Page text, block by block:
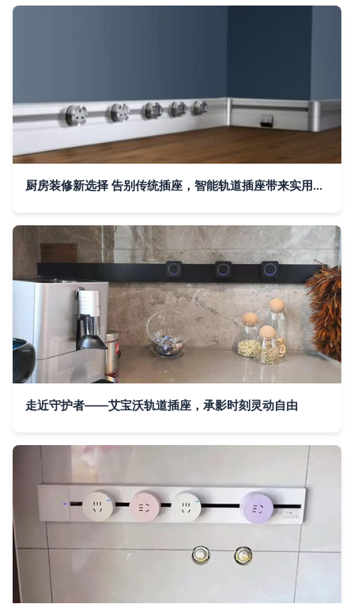
厨房装修新选择 告别传统插座，智能轨道插座带来实用与安全
走近守护者——艾宝沃轨道插座，承影时刻灵动自由